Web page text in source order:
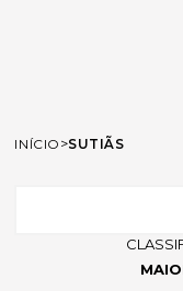
INÍCIO SUTIÃS